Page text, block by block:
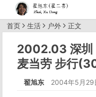
首页 生活 户外 正文
2002.03 深圳
麦当劳 步行
翟旭东 2004年5月29